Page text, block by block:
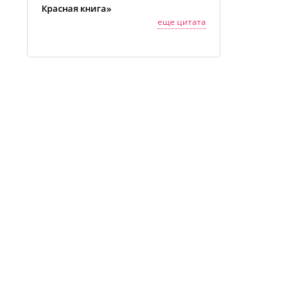
Красная книга»
еще цитата